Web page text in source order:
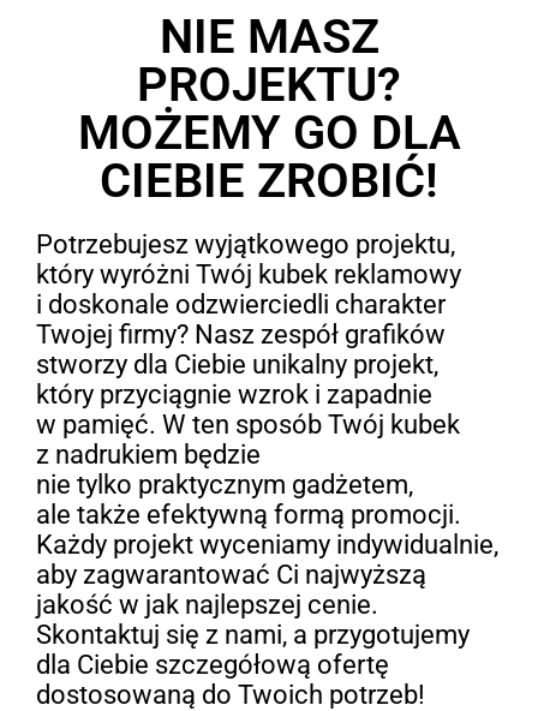
NIE MASZ
PROJEKTU?
MOŻEMY GO DLA
CIEBIE ZROBIĆ!
Potrzebujesz wyjątkowego projektu,
który wyróżni Twój kubek reklamowy
i doskonale odzwierciedli charakter
Twojej firmy? Nasz zespół grafików
stworzy dla Ciebie unikalny projekt,
który przyciągnie wzrok i zapadnie
w pamięć. W ten sposób Twój kubek
z nadrukiem będzie
nie tylko praktycznym gadżetem,
ale także efektywną formą promocji.
Każdy projekt wyceniamy indywidualnie,
aby zagwarantować Ci najwyższą
jakość w jak najlepszej cenie.
Skontaktuj się z nami, a przygotujemy
dla Ciebie szczegółową ofertę
dostosowaną do Twoich potrzeb!